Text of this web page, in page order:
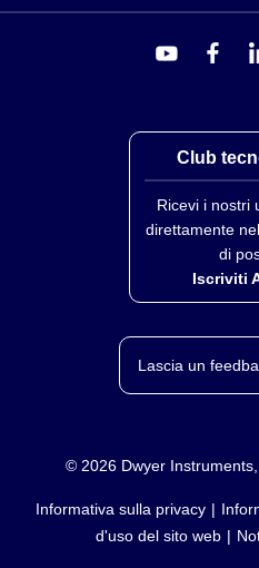
Club
Ricevi i nostri
direttamente
di
Iscriviti
Lascia un
© 2026 Dwyer
Informativa sulla privacy
d'uso del sito web